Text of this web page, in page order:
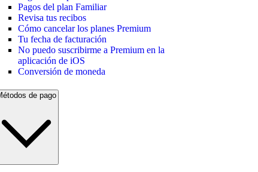
Pagos del plan Familiar
Revisa tus recibos
Cómo cancelar los planes Premium
Tu fecha de facturación
No puedo suscribirme a Premium en la
aplicación de iOS
Conversión de moneda